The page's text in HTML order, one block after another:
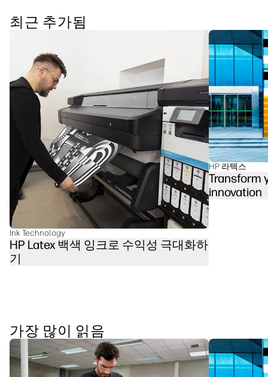
PrintOS 전문가에게 문의하기
팔로우하기
linkedInfacebook
twitter
HP Stitch 프린터
보안
블로그
사용자 후기
워크플로우 솔루션
지속 가능성
최근 추가됨
Ink Technology
HP Latex 백색 잉크로 수익성 극대화하
기
HP 라텍스
Transform
innovation
가장 많이 읽음